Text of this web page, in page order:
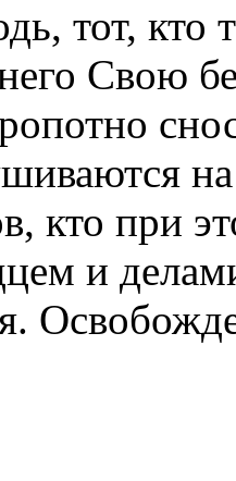
тот, кто
Свою
кто при
и